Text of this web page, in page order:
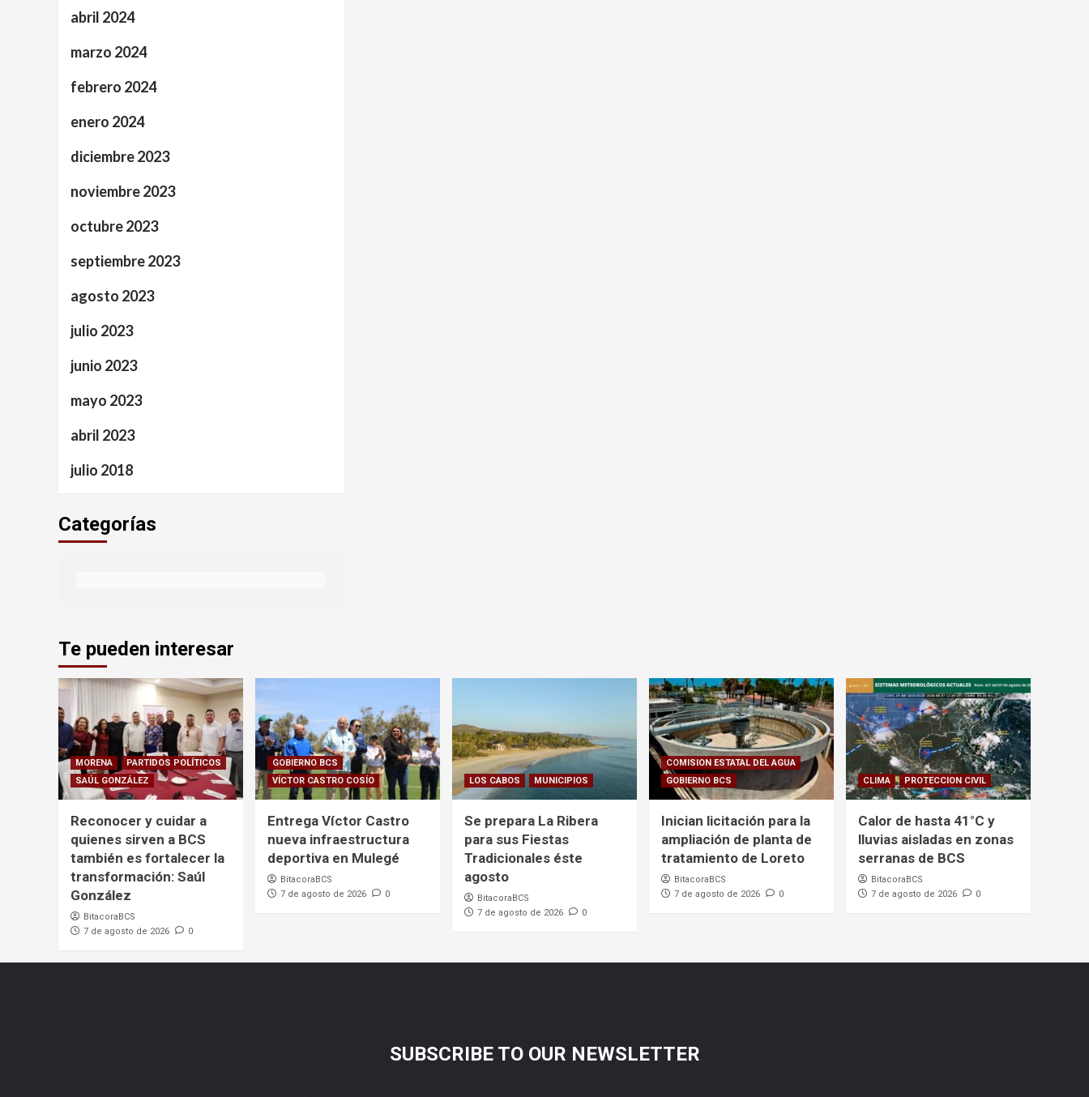
abril 2024
marzo 2024
febrero 2024
enero 2024
diciembre 2023
noviembre 2023
octubre 2023
septiembre 2023
agosto 2023
julio 2023
junio 2023
mayo 2023
abril 2023
julio 2018
Categorías
Te pueden interesar
MORENA
PARTIDOS POLÍTICOS
SAÚL GONZÁLEZ
Reconocer y cuidar a
quienes sirven a BCS
también es fortalecer la
transformación: Saúl
González
BitacoraBCS
7 de agosto de 2026
0
GOBIERNO BCS
VÍCTOR CASTRO COSÍO
Entrega Víctor Castro
nueva infraestructura
deportiva en Mulegé
BitacoraBCS
7 de agosto de 2026
0
LOS CABOS MUNICIPIOS
Se prepara La Ribera
para sus Fiestas
Tradicionales éste
agosto
BitacoraBCS
7 de agosto de 2026
0
COMISION ESTATAL DEL AGUA
GOBIERNO BCS
Inician licitación para la
ampliación de planta de
tratamiento de Loreto
BitacoraBCS
7 de agosto de 2026
0
CLIMA PROTECCION CIVIL
Calor de hasta 41°C y
lluvias aisladas en zonas
serranas de BCS
BitacoraBCS
7 de agosto de 2026
0
SUBSCRIBE TO OUR NEWSLETTER